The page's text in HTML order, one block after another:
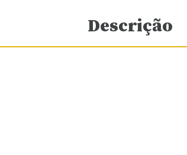
Descrição